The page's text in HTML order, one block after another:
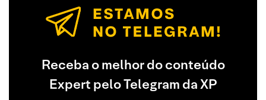
Receba o melhor do conteúdo
Expert pelo Telegram da XP